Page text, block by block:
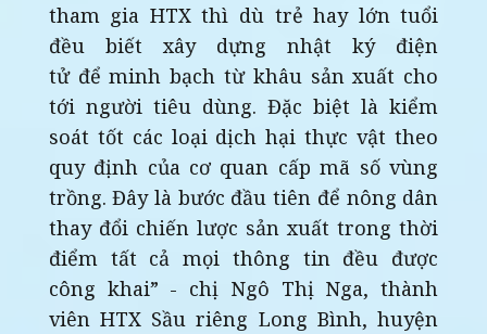
tham gia HTX thì dù trẻ hay lớn tuổi
đều biết xây dựng nhật ký điện
tử để minh bạch từ khâu sản xuất cho
tới người tiêu dùng. Đặc biệt là kiểm
soát tốt các loại dịch hại thực vật theo
quy định của cơ quan cấp mã số vùng
trồng. Đây là bước đầu tiên để nông dân
thay đổi chiến lược sản xuất trong thời
điểm tất cả mọi thông tin đều được
công khai” - chị Ngô Thị Nga, thành
viên HTX Sầu riêng Long Bình, huyện